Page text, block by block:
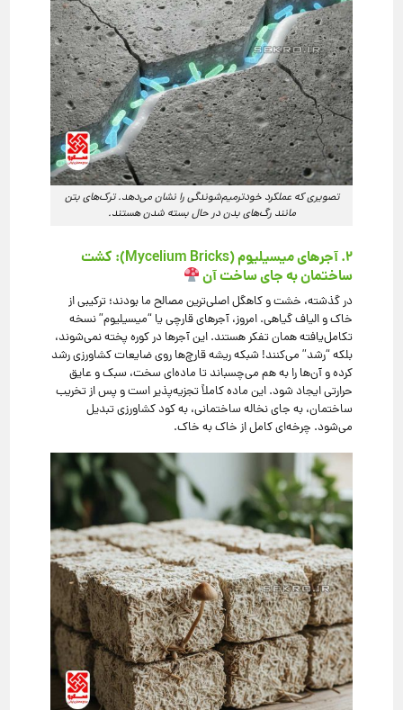
تصویری که عملکرد خودترمیم‌شوندگی را نشان می‌دهد. ترک‌های بتن
مانند رگ‌های بدن در حال بسته شدن هستند.
۲. آجرهای میسیلیوم (Mycelium Bricks): کشت
ساختمان به جای ساخت آن
در گذشته، خشت و کاهگل اصلی‌ترین مصالح ما بودند؛ ترکیبی از
خاک و الیاف گیاهی. امروز، آجرهای قارچی یا “میسیلیوم” نسخه
تکامل‌یافته همان تفکر هستند. این آجرها در کوره پخته نمی‌شوند،
بلکه “رشد” می‌کنند! شبکه ریشه قارچ‌ها روی ضایعات کشاورزی رشد
کرده و آن‌ها را به هم می‌چسباند تا ماده‌ای سخت، سبک و عایق
حرارتی ایجاد شود. این ماده کاملاً تجزیه‌پذیر است و پس از تخریب
ساختمان، به جای نخاله ساختمانی، به کود کشاورزی تبدیل
می‌شود. چرخه‌ای کامل از خاک به خاک.